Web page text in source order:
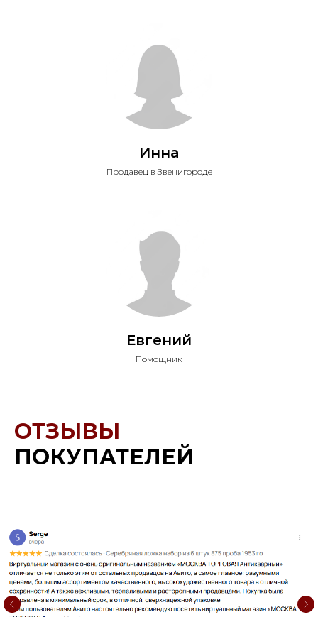
Инна
Продавец в Звенигороде
Евгений
Помощник
ОТЗЫВЫ
ПОКУПАТЕЛЕЙ